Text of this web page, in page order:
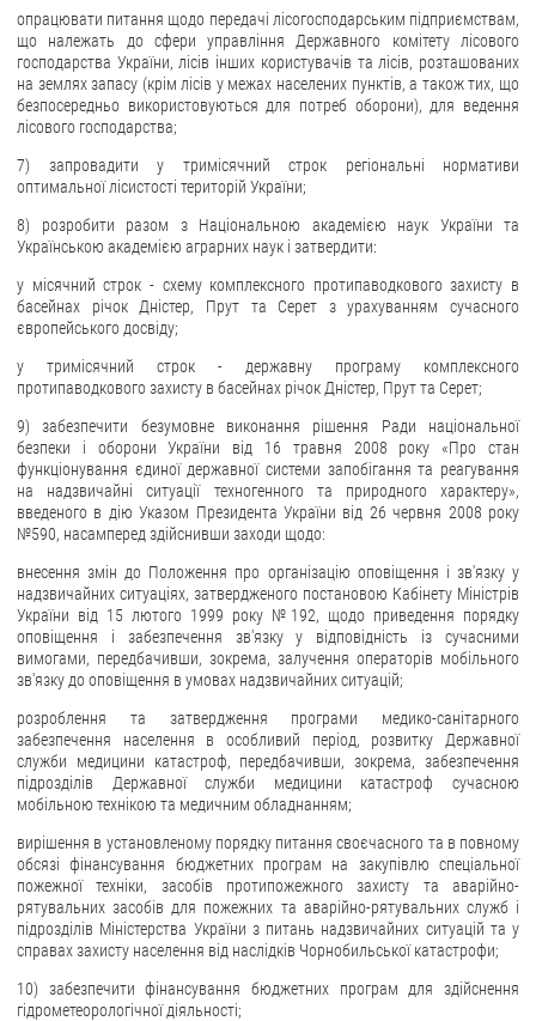
опрацювати питання щодо передачі лісогосподарським підприємствам,
що належать до сфери управління Державного комітету лісового
господарства України, лісів інших користувачів та лісів, розташованих
на землях запасу (крім лісів у межах населених пунктів, а також тих, що
безпосередньо використовуються для потреб оборони), для ведення
лісового господарства;
7) запровадити у тримісячний строк регіональні нормативи
оптимальної лісистості територій України;
8) розробити разом з Національною академією наук України та
Українською академією аграрних наук і затвердити:
у місячний строк - схему комплексного протипаводкового захисту в
басейнах річок Дністер, Прут та Серет з урахуванням сучасного
європейського досвіду;
у тримісячний строк - державну програму комплексного
протипаводкового захисту в басейнах річок Дністер, Прут та Серет;
9) забезпечити безумовне виконання рішення Ради національної
безпеки і оборони України від 16 травня 2008 року «Про стан
функціонування єдиної державної системи запобігання та реагування
на надзвичайні ситуації техногенного та природного характеру»,
введеного в дію Указом Президента України від 26 червня 2008 року
№590, насамперед здійснивши заходи щодо:
внесення змін до Положення про організацію оповіщення і зв'язку у
надзвичайних ситуаціях, затвердженого постановою Кабінету Міністрів
України від 15 лютого 1999 року №192, щодо приведення порядку
оповіщення і забезпечення зв'язку у відповідність із сучасними
вимогами, передбачивши, зокрема, залучення операторів мобільного
зв'язку до оповіщення в умовах надзвичайних ситуацій;
розроблення та затвердження програми медико-санітарного
забезпечення населення в особливий період, розвитку Державної
служби медицини катастроф, передбачивши, зокрема, забезпечення
підрозділів Державної служби медицини катастроф сучасною
мобільною технікою та медичним обладнанням;
вирішення в установленому порядку питання своєчасного та в повному
обсязі фінансування бюджетних програм на закупівлю спеціальної
пожежної техніки, засобів протипожежного захисту та аварійно-
рятувальних засобів для пожежних та аварійно-рятувальних служб і
підрозділів Міністерства України з питань надзвичайних ситуацій та у
справах захисту населення від наслідків Чорнобильської катастрофи;
10) забезпечити фінансування бюджетних програм для здійснення
гідрометеорологічної діяльності;